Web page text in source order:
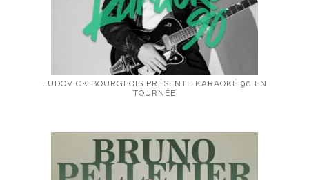
LUDOVICK BOURGEOIS PRÉSENTE KARAOKÉ 90 EN
TOURNÉE